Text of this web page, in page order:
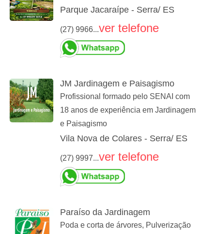
Parque Jacaraípe - Serra/ ES
(27) 9966...ver telefone
JM Jardinagem e Paisagismo
Profissional formado pelo SENAI com
18 anos de experiência em Jardinagem
e Paisagismo
Vila Nova de Colares - Serra/ ES
(27) 9997...ver telefone
Paraíso da Jardinagem
Poda e corta de árvores, Pulverização